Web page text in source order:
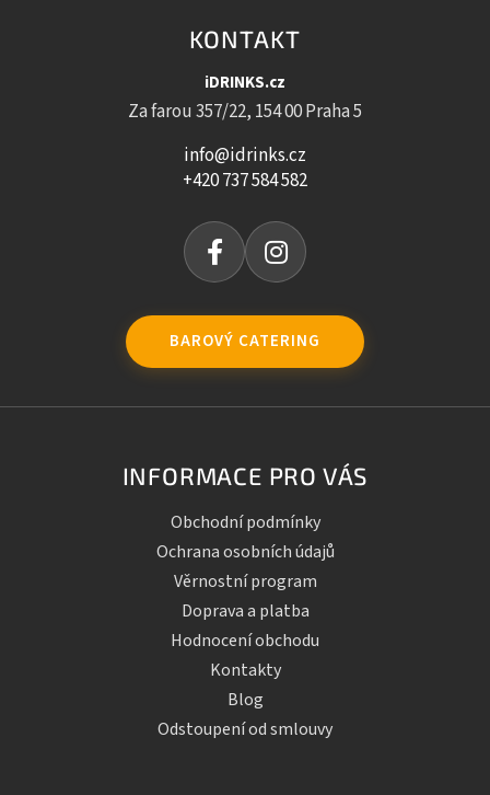
KONTAKT
iDRINKS.cz
Za farou 357/22, 154 00 Praha 5
info@idrinks.cz
+420 737 584 582
BAROVÝ CATERING
INFORMACE PRO VÁS
Obchodní podmínky
Ochrana osobních údajů
Věrnostní program
Doprava a platba
Hodnocení obchodu
Kontakty
Blog
Odstoupení od smlouvy